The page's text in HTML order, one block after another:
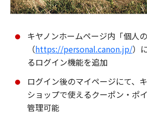
キヤノンホームページ内「個人
（https://personal.canon.jp/）
るログイン機能を追加
ログイン後のマイページにて、
ショップで使えるクーポン・ポ
管理可能